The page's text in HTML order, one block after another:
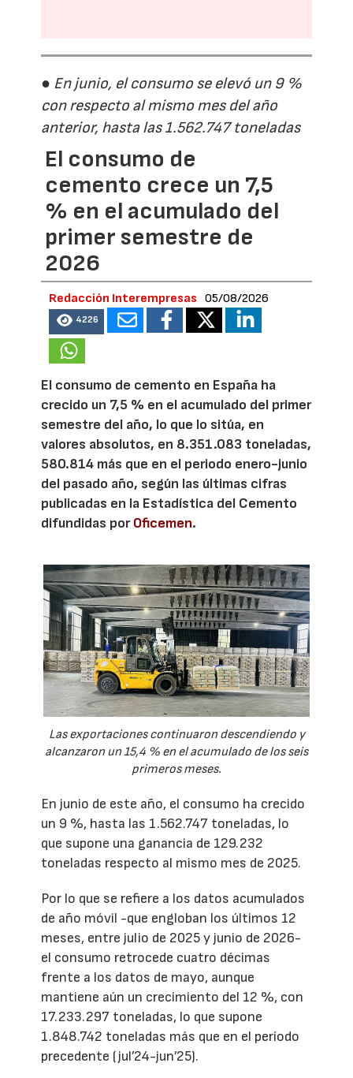
● En junio, el consumo se elevó un 9 %
con respecto al mismo mes del año
anterior, hasta las 1.562.747 toneladas
El consumo de
cemento crece un 7,5
% en el acumulado del
primer semestre de
2026
Redacción Interempresas 05/08/2026
4226
El consumo de cemento en España ha
crecido un 7,5 % en el acumulado del primer
semestre del año, lo que lo sitúa, en
valores absolutos, en 8.351.083 toneladas,
580.814 más que en el periodo enero-junio
del pasado año, según las últimas cifras
publicadas en la Estadística del Cemento
difundidas porOficemen.
Las exportaciones continuaron descendiendo y
alcanzaron un 15,4 % en el acumulado de los seis
primeros meses.
En junio de este año, el consumo ha crecido
un 9 %, hasta las 1.562.747 toneladas, lo
que supone una ganancia de 129.232
toneladas respecto al mismo mes de 2025.
Por lo que se refiere a los datos acumulados
de año móvil -que engloban los últimos 12
meses, entre julio de 2025 y junio de 2026-
el consumo retrocede cuatro décimas
frente a los datos de mayo, aunque
mantiene aún un crecimiento del 12 %, con
17.233.297 toneladas, lo que supone
1.848.742 toneladas más que en el período
precedente (jul’24-jun’25).